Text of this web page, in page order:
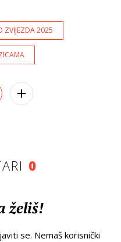
ZVIJEZDA 2025
0
želiš!
se. Nemaš korisnički